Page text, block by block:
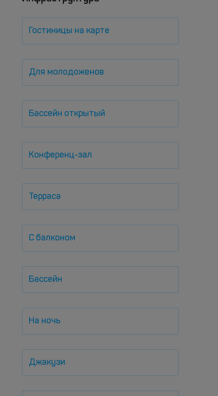
Гостиницы на карте
Для молодоженов
Бассейн открытый
Конференц-зал
Терраса
С балконом
Бассейн
На ночь
Джакузи